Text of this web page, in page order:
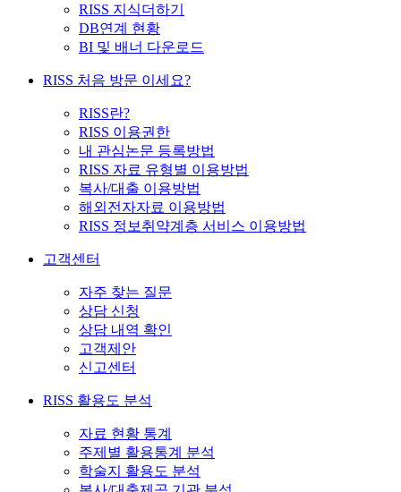
RISS 지식더하기
DB연계 현황
BI 및 배너 다운로드
RISS 처음 방문 이세요?
RISS란?
RISS 이용권한
내 관심논문 등록방법
RISS 자료 유형별 이용방법
복사/대출 이용방법
해외전자자료 이용방법
RISS 정보취약계층 서비스 이용방법
고객센터
자주 찾는 질문
상담 신청
상담 내역 확인
고객제안
신고센터
RISS 활용도 분석
자료 현황 통계
주제별 활용통계 분석
학술지 활용도 분석